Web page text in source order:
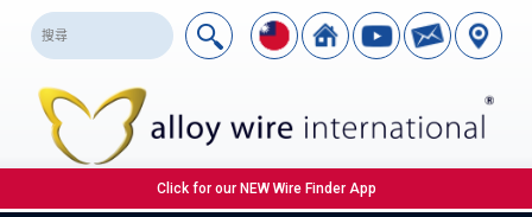
Click for our NEW Wire Finder App